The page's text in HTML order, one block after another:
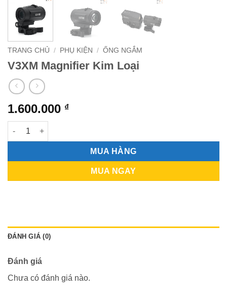
TRANG CHỦ / PHỤ KIỆN / ỐNG NGẮM
V3XM Magnifier Kim Loại
1.600.000 ₫
V3XM Magnifier Kim Loại số lượng
MUA HÀNG
MUA NGAY
ĐÁNH GIÁ (0)
Đánh giá
Chưa có đánh giá nào.